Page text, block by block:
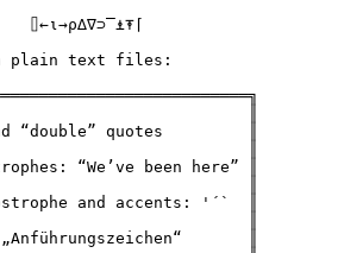
⌷←⍳→⍴∆∇⊃‾⍎⍕⌈
plain text files:
“double” quotes         ║
“We’ve been here” ║
and accents: '´`  ║
║